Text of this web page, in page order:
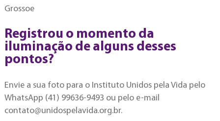
Grossoe
Registrou o momento da
iluminação de alguns desses
pontos?
Envie a sua foto para o Instituto Unidos pela Vida pelo
WhatsApp (41) 99636-9493 ou pelo e-mail
contato@unidospelavida.org.br.